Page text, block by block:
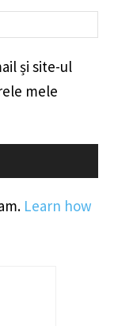
și site-ul
mele
Learn how